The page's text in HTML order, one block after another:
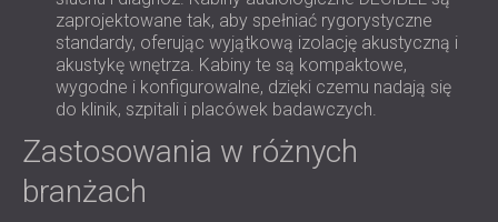
zaprojektowane tak, aby spełniać rygorystyczne
standardy, oferując wyjątkową izolację akustyczną i
akustykę wnętrza. Kabiny te są kompaktowe,
wygodne i konfigurowalne, dzięki czemu nadają się
do klinik, szpitali i placówek badawczych.
Zastosowania w różnych
branżach